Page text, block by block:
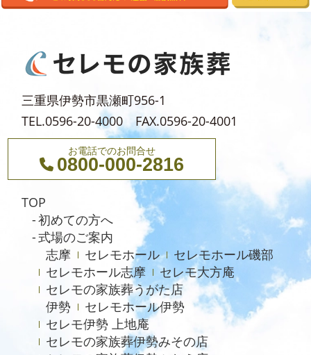
2024年6月
2024年4月
2024年1月
2023年12月
2023年10月
2023年9月
2023年8月
2023年6月
2023年5月
2023年4月
三重県伊勢市黒瀬町956-1
TEL.0596-20-4000 FAX.0596-20-4001
お電話でのお問合せ
0800-000-2816
TOP
初めての方へ
式場のご案内
志摩
セレモホール
セレモホール磯部
セレモホール志摩
セレモ大方庵
セレモの家族葬うがた店
伊勢
セレモホール伊勢
セレモ伊勢 上地庵
セレモの家族葬伊勢みその店